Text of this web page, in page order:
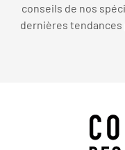
conseils de nos
dernières tendances